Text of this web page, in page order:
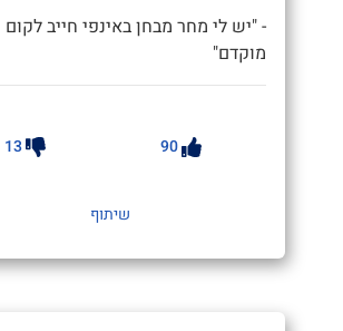
- "יש לי מחר מבחן באינפי חייב לקום
מוקדם"
90
13
שיתוף